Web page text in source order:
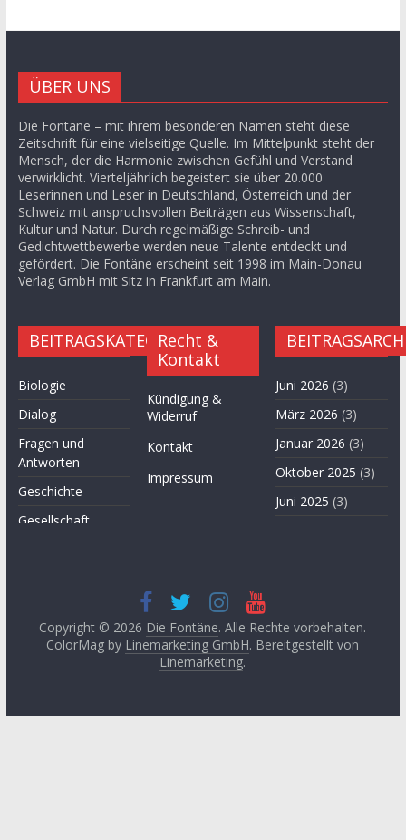
ÜBER UNS
Die Fontäne – mit ihrem besonderen Namen steht diese
Zeitschrift für eine vielseitige Quelle. Im Mittelpunkt steht der
Mensch, der die Harmonie zwischen Gefühl und Verstand
verwirklicht. Vierteljährlich begeistert sie über 20.000
Leserinnen und Leser in Deutschland, Österreich und der
Schweiz mit anspruchsvollen Beiträgen aus Wissenschaft,
Kultur und Natur. Durch regelmäßige Schreib- und
Gedichtwettbewerbe werden neue Talente entdeckt und
gefördert. Die Fontäne erscheint seit 1998 im Main-Donau
Verlag GmbH mit Sitz in Frankfurt am Main.
BEITRAGSKATEGORIEN
Biologie
Dialog
Fragen und
Antworten
Geschichte
Gesellschaft
Leitartikel von
Fethullah Gülen
Lyrik
Recht &
Kontakt
Kündigung &
Widerruf
Kontakt
Impressum
Juni 2026 (3)
März 2026 (3)
Januar 2026 (3)
Oktober 2025 (3)
Juni 2025 (3)
2024(3)
Juni 2024(3)
April 2024(2)
Copyright © 2026 Die Fontäne. Alle Rechte vorbehalten.
ColorMag by Linemarketing GmbH. Bereitgestellt von
Linemarketing.